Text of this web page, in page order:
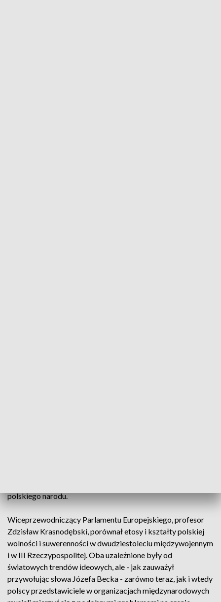
polskiego narodu.
Wiceprzewodniczący Parlamentu Europejskiego, profesor
Zdzisław Krasnodębski, porównał etosy i kształty polskiej
wolności i suwerenności w dwudziestoleciu międzywojennym
i w III Rzeczypospolitej. Oba uzależnione były od
światowych trendów ideowych, ale - jak zauważył
przywołując słowa Józefa Becka - zarówno teraz, jak i wtedy
polscy przedstawiciele w organizacjach międzynarodowych